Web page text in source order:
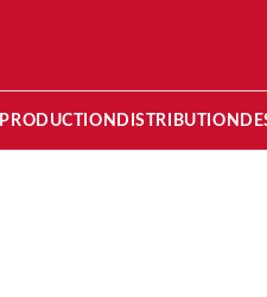
PRODUCTION DISTRIBUTION